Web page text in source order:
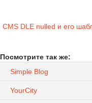
CMS DLE nulled и его
Посмотрите так же:
Simple Blog
YourCity